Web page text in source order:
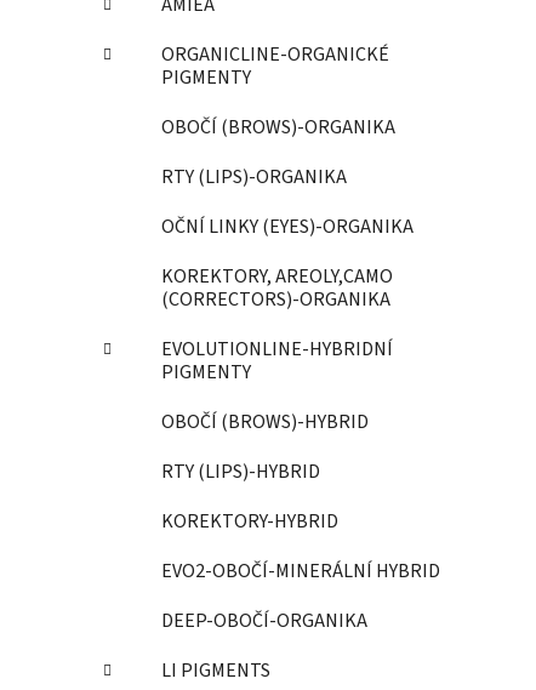
r
a
r
ORGANICLINE-ORGANICKÉ
PIGMENTY
OBOČÍ (BROWS)-ORGANIKA
RTY (LIPS)-ORGANIKA
OČNÍ LINKY (EYES)-ORGANIKA
KOREKTORY, AREOLY,CAMO
(CORRECTORS)-ORGANIKA
EVOLUTIONLINE-HYBRIDNÍ
PIGMENTY
OBOČÍ (BROWS)-HYBRID
RTY (LIPS)-HYBRID
KOREKTORY-HYBRID
EVO2-OBOČÍ-MINERÁLNÍ HYBRID
DEEP-OBOČÍ-ORGANIKA
LI PIGMENTS